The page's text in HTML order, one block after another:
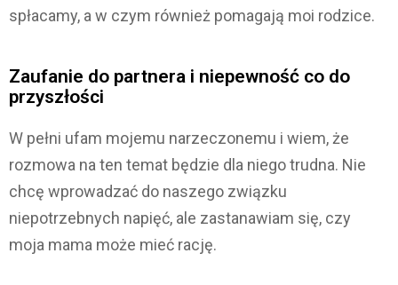
spłacamy, a w czym również pomagają moi rodzice.
Zaufanie do partnera i niepewność co do
przyszłości
W pełni ufam mojemu narzeczonemu i wiem, że
rozmowa na ten temat będzie dla niego trudna. Nie
chcę wprowadzać do naszego związku
niepotrzebnych napięć, ale zastanawiam się, czy
moja mama może mieć rację.